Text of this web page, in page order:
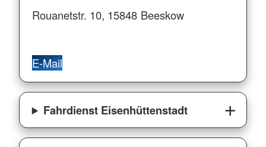
Rouanetstr. 10, 15848 Beeskow
E-Mail
Fahrdienst Eisenhüttenstadt